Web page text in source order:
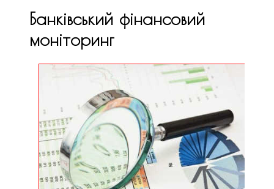
Банківський фінансовий
моніторинг